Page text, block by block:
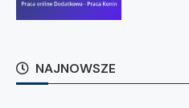
NAJNOWSZE